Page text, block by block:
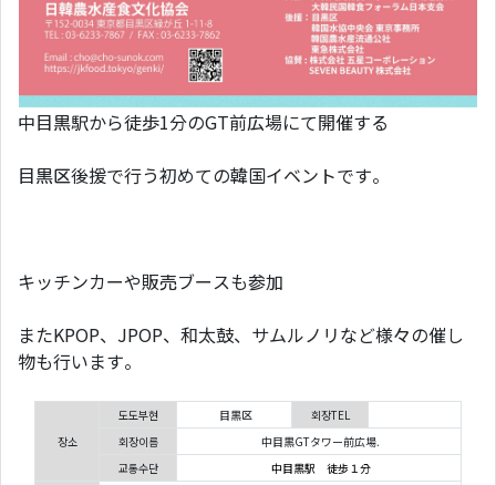
中目黒駅から徒歩1分のGT前広場にて開催する
目黒区後援で行う初めての韓国イベントです。
キッチンカーや販売ブースも参加
またKPOP、JPOP、和太鼓、サムルノリなど様々の催し
物も行います。
장소
도도부현 目黒区
회장TEL
회장이름
中目黒GTタワー前広場.
교통수단
中目黒駅 徒歩１分